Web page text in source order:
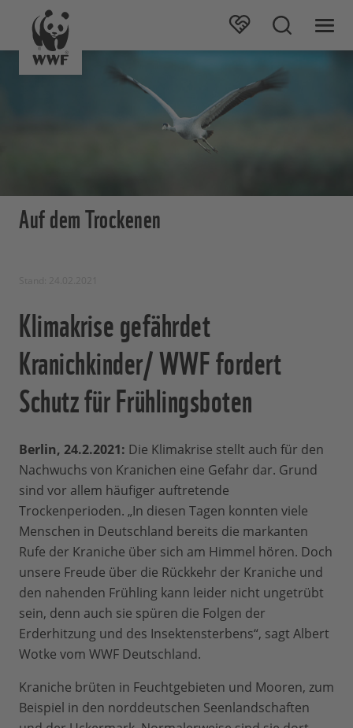
Auf dem Trockenen
Klimakrise gefährdet
Kranichkinder/ WWF fordert
Schutz für Frühlingsboten
Berlin, 24.2.2021: Die Klimakrise stellt auch für den
Nachwuchs von Kranichen eine Gefahr dar. Grund
sind vor allem häufiger auftretende
Trockenperioden. „In diesen Tagen konnten viele
Menschen in Deutschland bereits die markanten
Rufe der Kraniche über sich am Himmel hören. Doch
unsere Freude über die Rückkehr der Kraniche und
den nahenden Frühling kann leider nicht ungetrübt
sein, denn auch sie spüren die Folgen der
Erderhitzung und des Insektensterbens“, sagt Albert
Wotke vom WWF Deutschland.
Kraniche brüten in Feuchtgebieten und Mooren, zum
Beispiel in den norddeutschen Seenlandschaften